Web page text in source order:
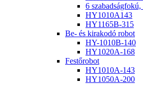
6
HY1010A143
HY1165B-315
Be- és kirakodó robot
HY-1010B-140
HY1020A-168
Festőrobot
HY1010A-143
HY1050A-200